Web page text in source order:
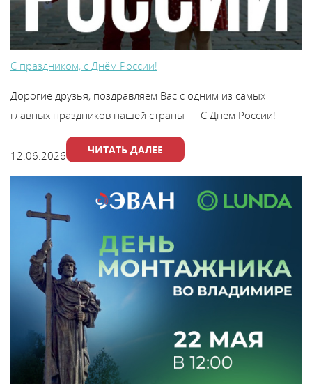
С праздником, с Днём России!
Дорогие друзья, поздравляем Вас с одним из самых
главных праздников нашей страны — С Днём России!
12.06.2026 ЧИТАТЬ ДАЛЕЕ